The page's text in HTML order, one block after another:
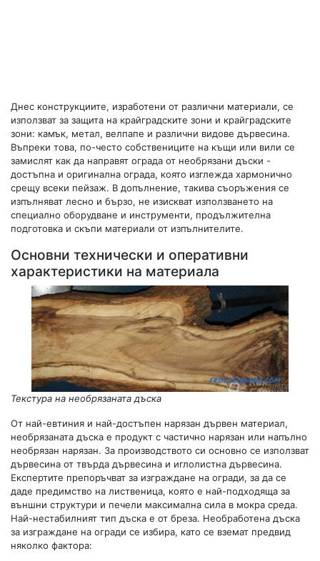
Днес конструкциите, изработени от различни материали, се
използват за защита на крайградските зони и крайградските
зони: камък, метал, велпапе и различни видове дървесина.
Въпреки това, по-често собствениците на къщи или вили се
замислят как да направят ограда от необрязани дъски -
достъпна и оригинална ограда, която изглежда хармонично
срещу всеки пейзаж. В допълнение, такива съоръжения се
изпълняват лесно и бързо, не изискват използването на
специално оборудване и инструменти, продължителна
подготовка и скъпи материали от изпълнителите.
Основни технически и оперативни
характеристики на материала
Текстура на необрязаната дъска
От най-евтиния и най-достъпен нарязан дървен материал,
необрязаната дъска е продукт с частично нарязан или напълно
необрязан нарязан. За производството си основно се използват
дървесина от твърда дървесина и иглолистна дървесина.
Експертите препоръчват за изграждане на огради, за да се
даде предимство на лиственица, която е най-подходяща за
външни структури и печели максимална сила в мокра среда.
Най-нестабилният тип дъска е от бреза. Необработена дъска
за изграждане на огради се избира, като се вземат предвид
няколко фактора: